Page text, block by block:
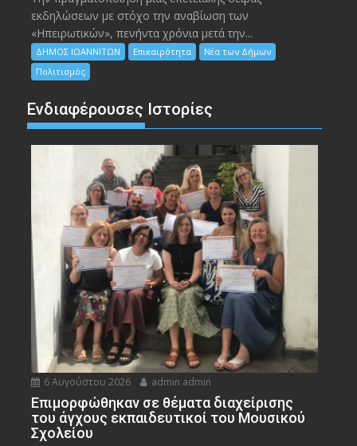
εκδηλώσεων με στόχο την αναβίωση των
«Ηπειρωτικών», πενήντα χρόνια μετά την...
ΔΗΜΟΣ ΙΩΑΝΝΙΤΩΝ Επικαιρότητα
Νέα των Δήμων
Πολιτισμός
Ενδιαφέρουσες Ιστορίες
6 Αυγούστου 2026 admin admin
Eπιμορφώθηκαν σε θέματα διαχείρισης
του άγχους εκπαιδευτικοί του Μουσικού
Σχολείου